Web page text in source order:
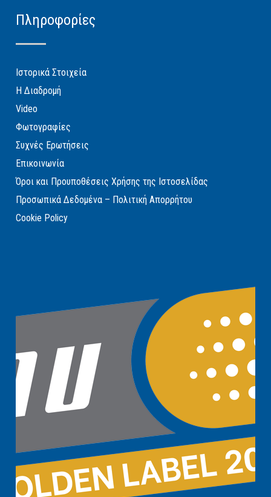
Πληροφορίες
Ιστορικά Στοιχεία
Η Διαδρομή
Video
Φωτογραφίες
Συχνές Ερωτήσεις
Επικοινωνία
Όροι και Προυποθέσεις Χρήσης της Ιστοσελίδας
Προσωπικά Δεδομένα – Πολιτική Απορρήτου
Cookie Policy